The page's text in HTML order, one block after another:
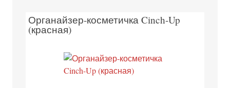
Органайзер-косметичка Cinch-Up
(красная)